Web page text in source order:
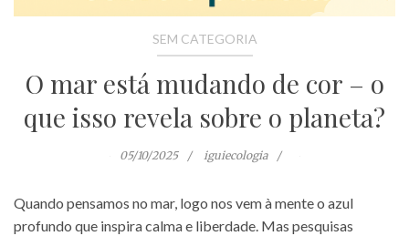
SEM CATEGORIA
O mar está mudando de cor – o
que isso revela sobre o planeta?
05/10/2025 iguiecologia
Quando pensamos no mar, logo nos vem à mente o azul
profundo que inspira calma e liberdade. Mas pesquisas